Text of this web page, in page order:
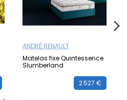
ANDRÉ RENAULT
Matelas fixe Quintessence
Slumberland
2 527 €